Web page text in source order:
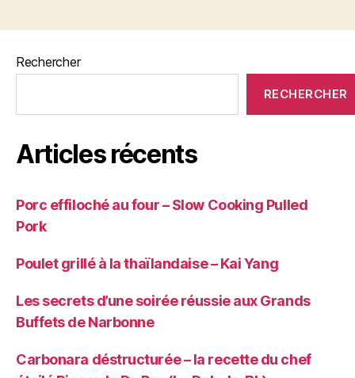
vin
déboucher
Rechercher
RECHERCHER
Articles récents
Porc effiloché au four – Slow Cooking Pulled
Pork
Poulet grillé à la thaïlandaise – Kai Yang
Les secrets d’une soirée réussie aux Grands
Buffets de Narbonne
Carbonara déstructurée – la recette du chef